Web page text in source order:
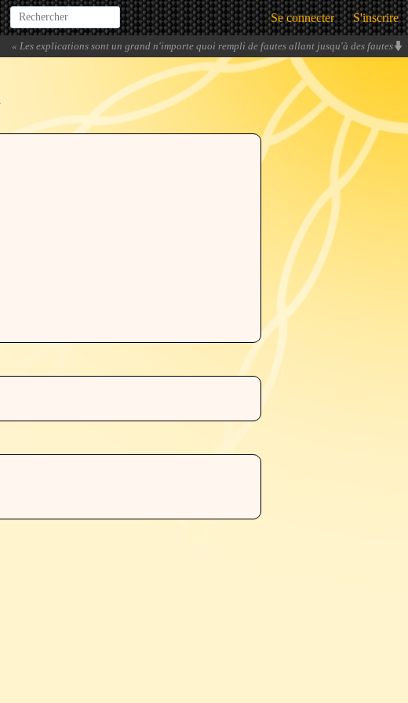
Se connecter S'inscrire
« Les explications sont un grand n'importe quoi rempli de fautes allant jusqu'à des fautes
de prononciation mais à l'écrit... Des fautes de prononciation à l'écrit !!!» -lidenvice